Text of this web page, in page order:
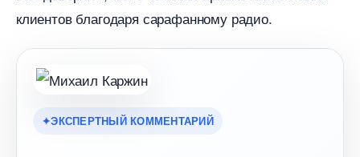
клиентов благодаря сарафанному радио.
ЭКСПЕРТНЫЙ КОММЕНТАРИЙ